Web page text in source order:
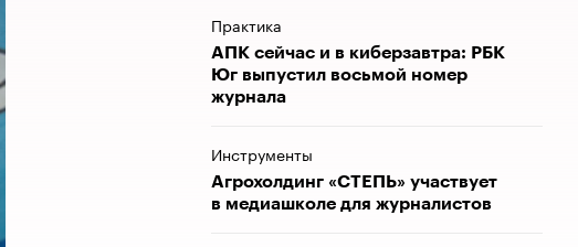
Практика
АПК сейчас и в киберзавтра: РБК
Юг выпустил восьмой номер
журнала
Инструменты
Агрохолдинг «СТЕПЬ» участвует
в медиашколе для журналистов